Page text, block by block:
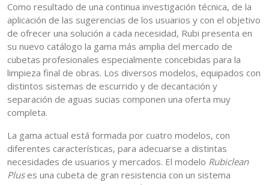
Como resultado de una continua investigación técnica, de la
aplicación de las sugerencias de los usuarios y con el objetivo
de ofrecer una solución a cada necesidad, Rubi presenta en
su nuevo catálogo la gama más amplia del mercado de
cubetas profesionales especialmente concebidas para la
limpieza final de obras. Los diversos modelos, equipados con
distintos sistemas de escurrido y de decantación y
separación de aguas sucias componen una oferta muy
completa.
La gama actual está formada por cuatro modelos, con
diferentes características, para adecuarse a distintas
necesidades de usuarios y mercados. El modelo Rubiclean
Pluses una cubeta de gran resistencia con un sistema